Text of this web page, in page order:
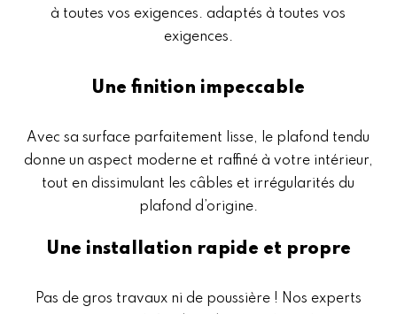
à toutes vos exigences. adaptés à toutes vos
exigences.
Une finition impeccable
Avec sa surface parfaitement lisse, le plafond tendu
donne un aspect moderne et raffiné à votre intérieur,
tout en dissimulant les câbles et irrégularités du
plafond d’origine.
Une installation rapide et propre
Pas de gros travaux ni de poussière ! Nos experts